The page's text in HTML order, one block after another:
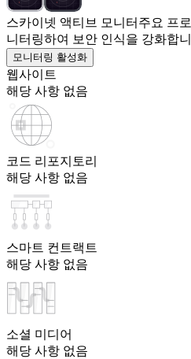
스카이넷 액티브 모니터 주요 프
니터링하여 보안 인식을 강화합
모니터링 활성화
웹사이트
해당 사항 없음
코드 리포지토리
해당 사항 없음
스마트 컨트랙트
해당 사항 없음
소셜 미디어
해당 사항 없음